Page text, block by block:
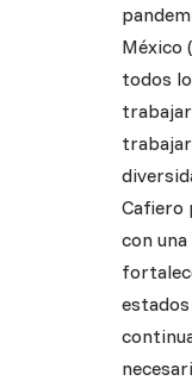
México
todos
Cafiero
con